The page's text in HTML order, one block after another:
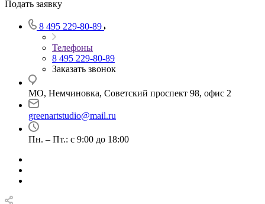
Подать заявку
8 495 229-80-89
Телефоны
8 495 229-80-89
Заказать звонок
МО, Немчиновка, Советский проспект 98, офис 2
greenartstudio@mail.ru
Пн. – Пт.: с 9:00 до 18:00